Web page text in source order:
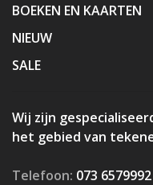
BOEKEN EN KAARTEN
NIEUW
SALE
Wij zijn
het gebied van
Telefoon: 073 6579992